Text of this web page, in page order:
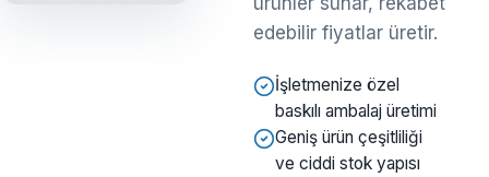
edebilir fiyatlar üretir.
İşletmenize özel
baskılı ambalaj üretimi
Geniş ürün çeşitliliği
ve ciddi stok yapısı